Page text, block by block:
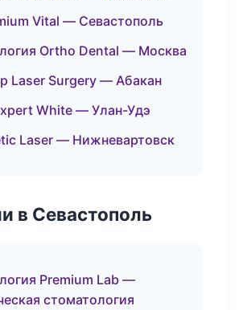
Vital — Севастополь
Ortho Dental — Москва
Laser Surgery — Абакан
White — Улан-Удэ
Laser — Нижневартовск
в Севастополь
Premium Lab —
стоматология